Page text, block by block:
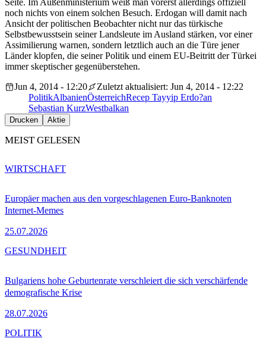
Seite. Im Außenministerium weiß man vorerst allerdings offiziell
noch nichts von einem solchen Besuch. Erdogan will damit nach
Ansicht der politischen Beobachter nicht nur das türkische
Selbstbewusstsein seiner Landsleute im Ausland stärken, vor einer
Assimilierung warnen, sondern letztlich auch an die Türe jener
Länder klopfen, die seiner Politik und einem EU-Beitritt der Türkei
immer skeptischer gegenüberstehen.
Jun 4, 2014 - 12:20
Zuletzt aktualisiert: Jun 4, 2014 - 12:22
PolitikAlbanienÖsterreichRecep Tayyip Erdo?an
Sebastian KurzWestbalkan
Drucken Aktie
MEIST GELESEN
Europäer machen aus den vorgeschlagenen Euro-Banknoten
Internet-Memes
25.07.2026
WIRTSCHAFT
Bulgariens hohe Geburtenrate verschleiert die sich verschärfende
demografische Krise
28.07.2026
GESUNDHEIT
POLITIK